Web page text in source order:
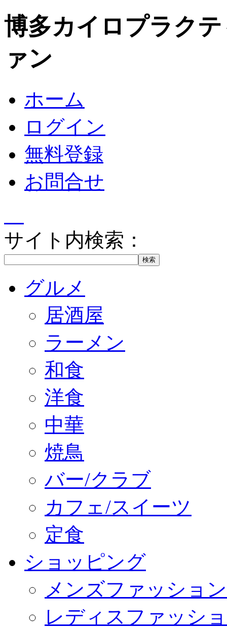
博多カイロプラク
ァン
ホーム
ログイン
無料登録
お問合せ
サイト内検索：
グルメ
居酒屋
ラーメン
和食
洋食
中華
焼鳥
バー/クラブ
カフェ/スイーツ
定食
ショッピング
メンズファッション
レディスファッシ